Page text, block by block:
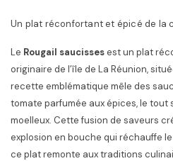
Un plat réconfortant et épicé de la
Le Rougail saucissesest un plat
originaire de l’île de La Réunion,
recette emblématique mêle des
tomate parfumée aux épices, le tout
moelleux. Cette fusion de saveurs
explosion en bouche qui réchauffe
ce plat remonte aux traditions